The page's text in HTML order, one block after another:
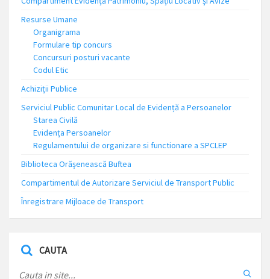
Resurse Umane
Organigrama
Formulare tip concurs
Concursuri posturi vacante
Codul Etic
Achiziții Publice
Serviciul Public Comunitar Local de Evidență a Persoanelor
Starea Civilă
Evidența Persoanelor
Regulamentului de organizare si functionare a SPCLEP
Biblioteca Orășenească Buftea
Compartimentul de Autorizare Serviciul de Transport Public
Înregistrare Mijloace de Transport
CAUTA